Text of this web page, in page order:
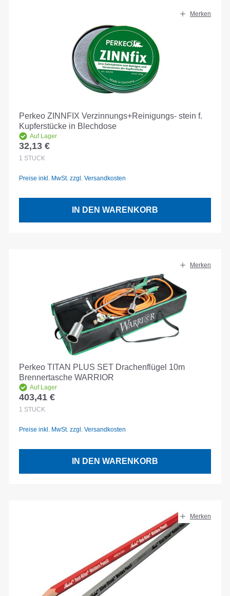
Merken
Perkeo ZINNFIX Verzinnungs+Reinigungs- stein f.
Kupferstücke in Blechdose
Auf Lager
Regulärer Preis:
32,13 €
1 STÜCK
Preise inkl. MwSt. zzgl. Versandkosten
IN DEN WARENKORB
Merken
Perkeo TITAN PLUS SET Drachenflügel 10m
Brennertasche WARRIOR
Auf Lager
Regulärer Preis:
403,41 €
1 STÜCK
Preise inkl. MwSt. zzgl. Versandkosten
IN DEN WARENKORB
Merken